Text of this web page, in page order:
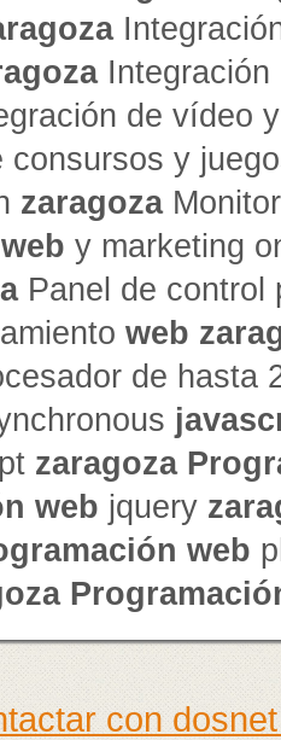
Integración
de vídeo
consursos y
zaragoza
web y marketing
Panel de control
web
de hasta
zaragoza
web jquery
web
con